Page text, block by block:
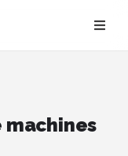
machines